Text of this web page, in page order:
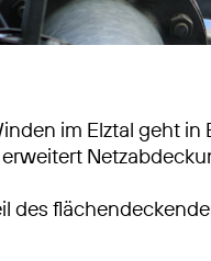
im Elztal geht in
des